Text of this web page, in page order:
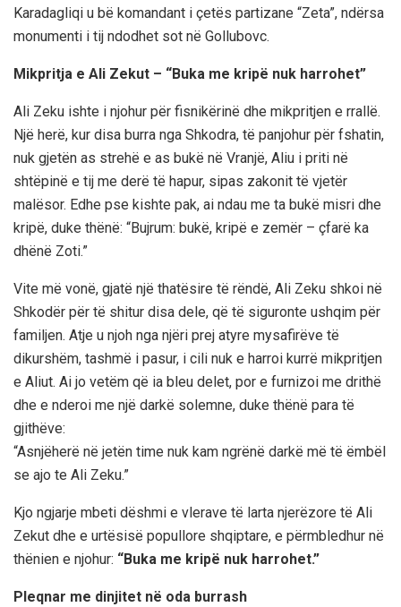
Karadagliqi u bë komandant i çetës partizane “Zeta”, ndërsa
monumenti i tij ndodhet sot në Gollubovc.
Mikpritja e Ali Zekut – “Buka me kripë nuk harrohet”
Ali Zeku ishte i njohur për fisnikërinë dhe mikpritjen e rrallë.
Një herë, kur disa burra nga Shkodra, të panjohur për fshatin,
nuk gjetën as strehë e as bukë në Vranjë, Aliu i priti në
shtëpinë e tij me derë të hapur, sipas zakonit të vjetër
malësor. Edhe pse kishte pak, ai ndau me ta bukë misri dhe
kripë, duke thënë: “Bujrum: bukë, kripë e zemër – çfarë ka
dhënë Zoti.”
Vite më vonë, gjatë një thatësire të rëndë, Ali Zeku shkoi në
Shkodër për të shitur disa dele, që të siguronte ushqim për
familjen. Atje u njoh nga njëri prej atyre mysafirëve të
dikurshëm, tashmë i pasur, i cili nuk e harroi kurrë mikpritjen
e Aliut. Ai jo vetëm që ia bleu delet, por e furnizoi me drithë
dhe e nderoi me një darkë solemne, duke thënë para të
gjithëve:
“Asnjëherë në jetën time nuk kam ngrënë darkë më të ëmbël
se ajo te Ali Zeku.”
Kjo ngjarje mbeti dëshmi e vlerave të larta njerëzore të Ali
Zekut dhe e urtësisë popullore shqiptare, e përmbledhur në
thënien e njohur: “Buka me kripë nuk harrohet.”
Pleqnar me dinjitet në oda burrash